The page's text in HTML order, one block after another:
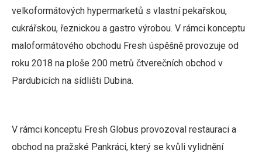
velkoformátových hypermarketů s vlastní pekařskou,
cukrářskou, řeznickou a gastro výrobou. V rámci konceptu
maloformátového obchodu Fresh úspěšně provozuje od
roku 2018 na ploše 200 metrů čtverečních obchod v
Pardubicích na sídlišti Dubina.
V rámci konceptu Fresh Globus provozoval restauraci a
obchod na pražské Pankráci, který se kvůli vylidnění